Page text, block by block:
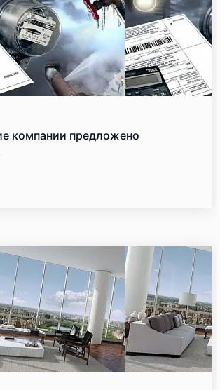
компании предложено